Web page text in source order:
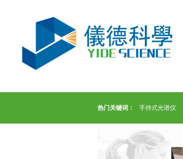
热门关键词： 手持式光谱仪